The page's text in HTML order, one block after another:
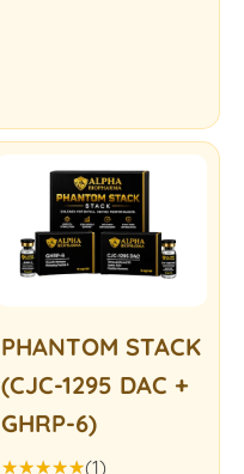
PHANTOM STACK
(CJC-1295 DAC +
GHRP-6)
(1)